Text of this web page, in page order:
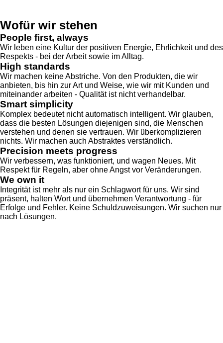
Wofür wir stehen
People first, always
Wir leben eine Kultur der positiven Energie, Ehrlichkeit und des
Respekts - bei der Arbeit sowie im Alltag.
High standards
Wir machen keine Abstriche. Von den Produkten, die wir
anbieten, bis hin zur Art und Weise, wie wir mit Kunden und
miteinander arbeiten - Qualität ist nicht verhandelbar.
Smart simplicity
Komplex bedeutet nicht automatisch intelligent. Wir glauben,
dass die besten Lösungen diejenigen sind, die Menschen
verstehen und denen sie vertrauen. Wir überkomplizieren
nichts. Wir machen auch Abstraktes verständlich.
Precision meets progress
Wir verbessern, was funktioniert, und wagen Neues. Mit
Respekt für Regeln, aber ohne Angst vor Veränderungen.
We own it
Integrität ist mehr als nur ein Schlagwort für uns. Wir sind
präsent, halten Wort und übernehmen Verantwortung - für
Erfolge und Fehler. Keine Schuldzuweisungen. Wir suchen nur
nach Lösungen.